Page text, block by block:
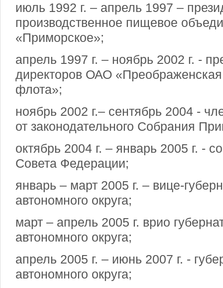
июль 1992 г. – апрель 1997 –
производственное пищевое
«Приморское»;
апрель 1997 г. – ноябрь 2002 г. -
директоров ОАО «Преображенская
флота»;
ноябрь 2002 г.– сентябрь 2004 -
от законодательного Собрания
октябрь 2004 г. – январь 2005 г. -
Совета Федерации;
январь – март 2005 г. – вице-
автономного округа;
март – апрель 2005 г. врио
автономного округа;
апрель 2005 г. – июнь 2007 г. -
автономного округа;